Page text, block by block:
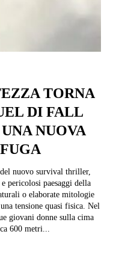
TORNA
DI FALL
NUOVA
nuovo survival thriller,
pericolosi paesaggi della
tensione quasi fisica. Nel
giovani donne sulla cima
600 metri...